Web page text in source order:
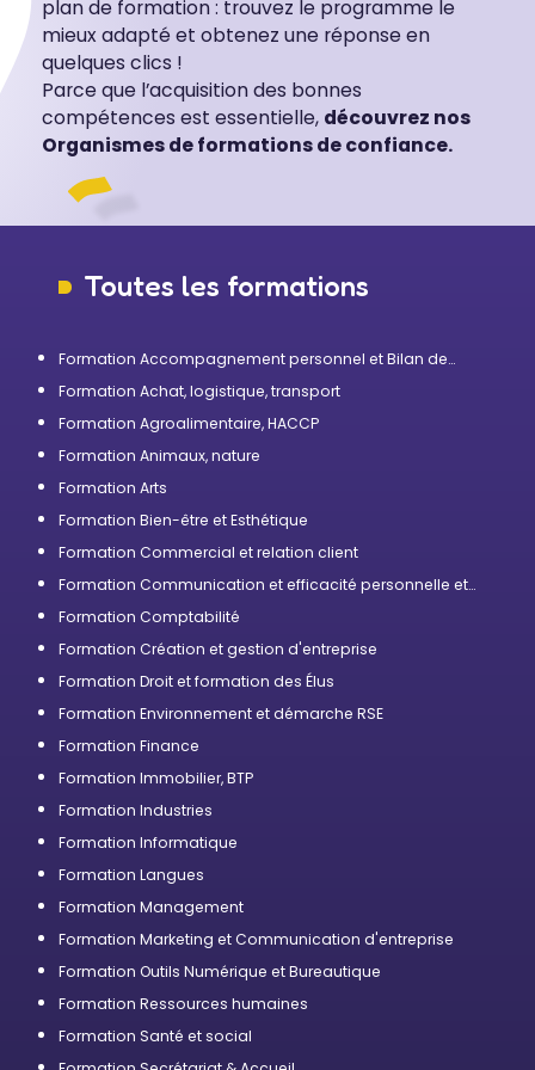
plan de formation : trouvez le programme le
mieux adapté et obtenez une réponse en
quelques clics !
Parce que l’acquisition des bonnes
compétences est essentielle, découvrez nos
Organismes de formations de confiance.
Toutes les formations
Formation Accompagnement personnel et Bilan de
Formation Achat, logistique, transport
Formation Agroalimentaire, HACCP
Formation Animaux, nature
Formation Arts
Formation Bien-être et Esthétique
Formation Commercial et relation client
Formation Communication et efficacité personnelle et
Formation Comptabilité
Formation Création et gestion d'entreprise
Formation Droit et formation des Élus
Formation Environnement et démarche RSE
Formation Finance
Formation Immobilier, BTP
Formation Industries
Formation Informatique
Formation Langues
Formation Management
Formation Marketing et Communication d'entreprise
Formation Outils Numérique et Bureautique
Formation Ressources humaines
Formation Santé et social